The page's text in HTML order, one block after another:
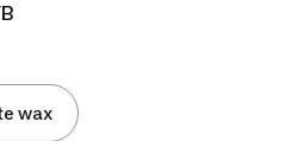
wax